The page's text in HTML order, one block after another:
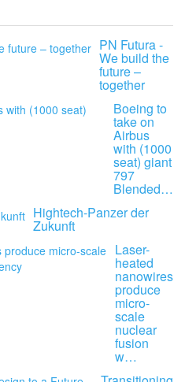
PN Futura -
We build the
future –
together
Boeing to
take on
Airbus
with (1000
seat) giant
797
Blended…
Hightech-Panzer der
Zukunft
Laser-
heated
nanowires
produce
micro-
scale
nuclear
fusion
w…